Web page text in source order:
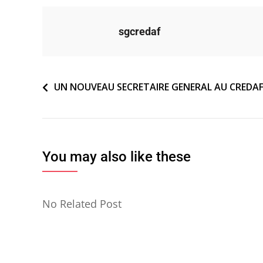
sgcredaf
Navigation
UN NOUVEAU SECRETAIRE GENERAL AU CREDAF
You may also like these
No Related Post